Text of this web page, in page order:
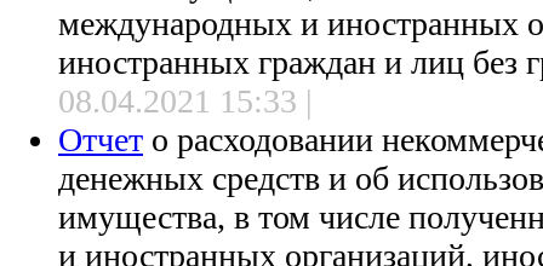
международных и иностранных
иностранных граждан и лиц без
08.04.2021 15:33 |
Отчет о расходовании
денежных средств и об
имущества, в том числе
и иностранных организаций,